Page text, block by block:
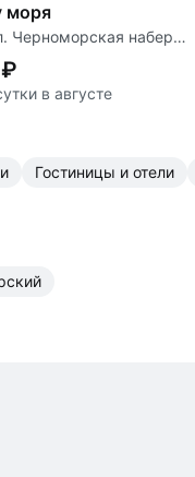
моря
Феодосия, ул. Черноморская набережная, д. 1 «И»
в августе
гостиницы и отели